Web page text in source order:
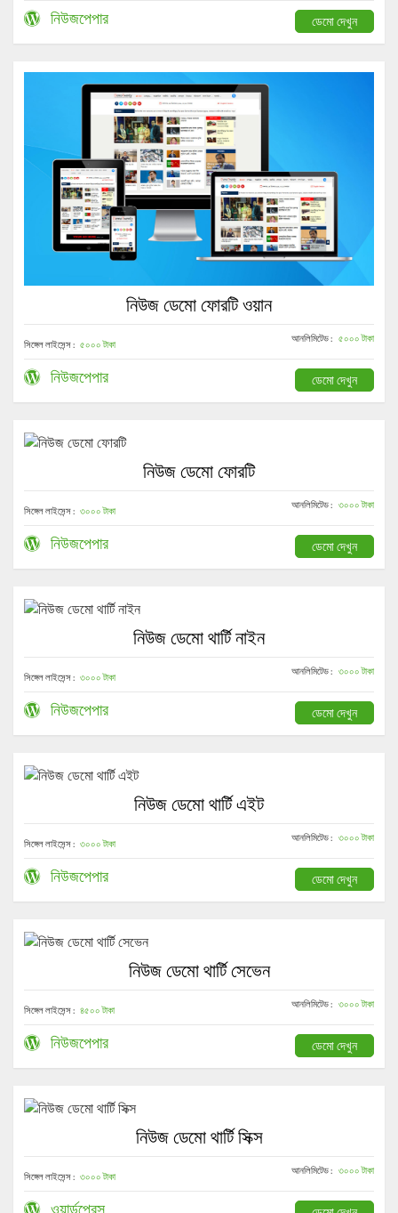
নিউজপেপার ডেমো দেখুন
নিউজ ডেমো ফোরটি ওয়ান
সিঙ্গেল লাইসেন্স : ৫০০০ টাকা আনলিমিটেড : ৫০০০ টাকা
নিউজপেপার ডেমো দেখুন
নিউজ ডেমো ফোরটি
সিঙ্গেল লাইসেন্স : ৩০০০ টাকা আনলিমিটেড : ৩০০০ টাকা
নিউজপেপার ডেমো দেখুন
নিউজ ডেমো থার্টি নাইন
সিঙ্গেল লাইসেন্স : ৩০০০ টাকা আনলিমিটেড : ৩০০০ টাকা
নিউজপেপার ডেমো দেখুন
নিউজ ডেমো থার্টি এইট
সিঙ্গেল লাইসেন্স : ৩০০০ টাকা আনলিমিটেড : ৩০০০ টাকা
নিউজপেপার ডেমো দেখুন
নিউজ ডেমো থার্টি সেভেন
সিঙ্গেল লাইসেন্স : ৪৫০০ টাকা আনলিমিটেড : ৩০০০ টাকা
নিউজপেপার ডেমো দেখুন
নিউজ ডেমো থার্টি সিক্স
সিঙ্গেল লাইসেন্স : ৩০০০ টাকা আনলিমিটেড : ৩০০০ টাকা